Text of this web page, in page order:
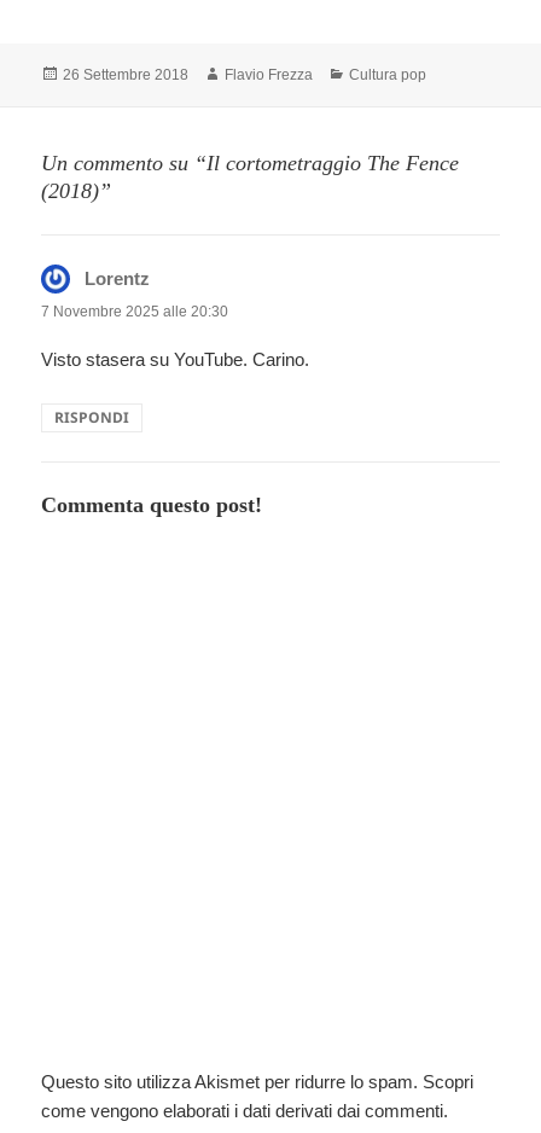
Scritto
26 Settembre 2018 Autore
Flavio Frezza Categorie
Cultura pop
Un commento su “Il cortometraggio The Fence
(2018)”
Lorentz
detto:
7 Novembre 2025 alle 20:30
Visto stasera su YouTube. Carino.
RISPONDI
Commenta questo post!
Questo sito utilizza Akismet per ridurre lo spam. Scopri
come vengono elaborati i dati derivati dai commenti.